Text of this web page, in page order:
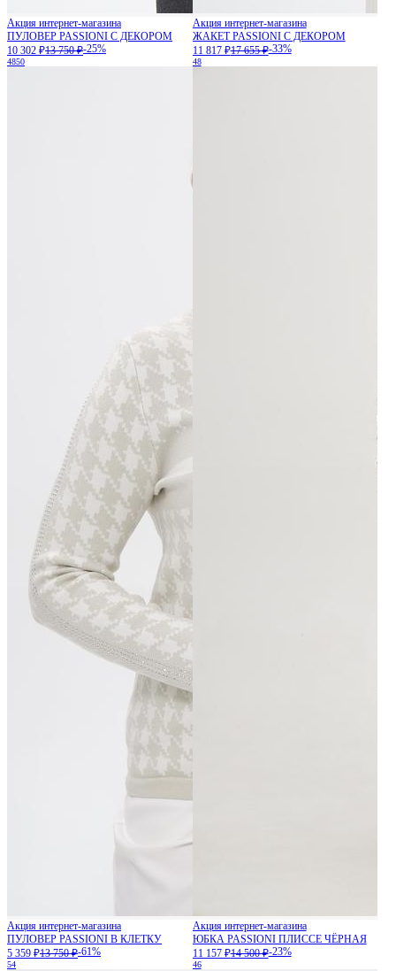
Акция интернет-магазина
ПУЛОВЕР PASSIONI С ДЕКОРОМ
10 302 ₽13 750 ₽-25%
4850
Акция интернет-магазина
ЖАКЕТ PASSIONI С ДЕКОРОМ
11 817 ₽17 655 ₽-33%
48
Акция интернет-магазина
ПУЛОВЕР PASSIONI В КЛЕТКУ
5 359 ₽13 750 ₽-61%
54
Акция интернет-магазина
ЮБКА PASSIONI ПЛИССЕ ЧЁРНАЯ
11 157 ₽14 500 ₽-23%
46